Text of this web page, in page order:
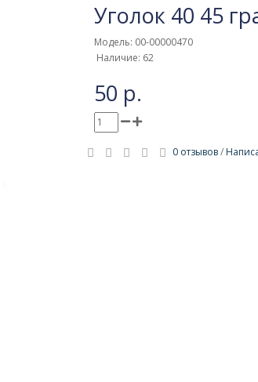
Уголок 40 45
Модель: 00-00000470
Наличие: 62
50 р.
0 отзывов/